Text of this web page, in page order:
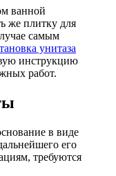
ванной
же плитку для
самым
унитаза
инструкцию
работ.
в виде
его
требуются